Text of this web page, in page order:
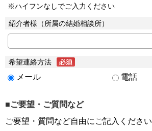
※ハイフンなしでご入力ください
紹介者様（所属の結婚相談所）
希望連絡方法
メール 電話
■ご要望・ご質問など
ご要望・質問など自由にご記入ください